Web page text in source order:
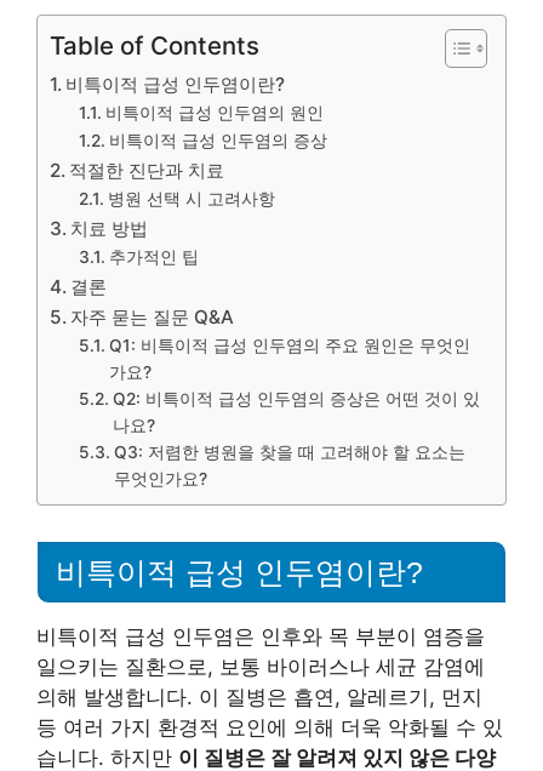
Table of Contents
비특이적 급성 인두염이란?
비특이적 급성 인두염의 원인
비특이적 급성 인두염의 증상
적절한 진단과 치료
병원 선택 시 고려사항
치료 방법
추가적인 팁
결론
자주 묻는 질문 Q&A
Q1: 비특이적 급성 인두염의 주요 원인은 무엇인
가요?
Q2: 비특이적 급성 인두염의 증상은 어떤 것이 있
나요?
Q3: 저렴한 병원을 찾을 때 고려해야 할 요소는
무엇인가요?
비특이적 급성 인두염이란?
비특이적 급성 인두염은 인후와 목 부분이 염증을
일으키는 질환으로, 보통 바이러스나 세균 감염에
의해 발생합니다. 이 질병은 흡연, 알레르기, 먼지
등 여러 가지 환경적 요인에 의해 더욱 악화될 수 있
습니다. 하지만 이 질병은 잘 알려져 있지 않은 다양